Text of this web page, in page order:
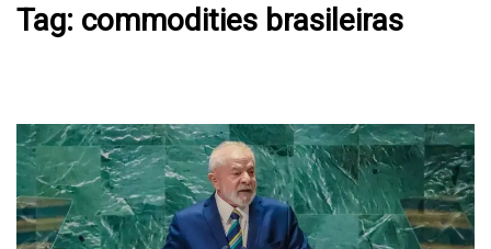
Tag: commodities brasileiras